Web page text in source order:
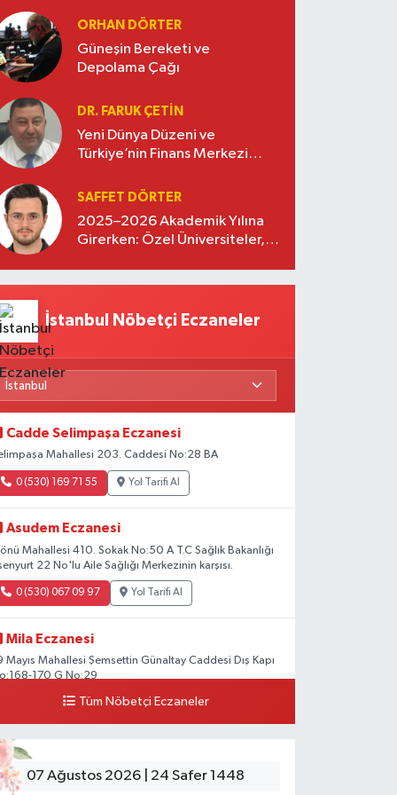
oluşturuyor
ORHAN DÖRTER
Güneşin Bereketi ve
Depolama Çağı
DR. FARUK ÇETİN
Yeni Dünya Düzeni ve
Türkiye’nin Finans Merkezi
SAFFET DÖRTER
2025–2026 Akademik Yılına
Girerken: Özel Üniversiteler,
İstanbul Nöbetçi Eczaneler
Cadde Selimpaşa Eczanesi
Mahallesi 203. Caddesi No:28 BA
0 (530) 169 71 55 Yol Tarifi Al
Asudem Eczanesi
Mahallesi 410. Sokak No:50 A T.C Sağlık Bakanlığı
22 No'lu Aile Sağlığı Merkezinin karşısı.
0 (530) 067 09 97 Yol Tarifi Al
Mila Eczanesi
Mayıs Mahallesi Şemsettin Günaltay Caddesi Dış Kapı
170 G No:29
0 (216) 514 23 73 Yol Tarifi Al
Kasımpaşa Eczanesi
Kahya Mahallesi Kasımpaşa Bostanı Sokak 18A
Ekipmanları Satan Dükkanların Olduğu Caddede
Tüm Nöbetçi Eczaneler
07 Ağustos 2026 | 24 Safer 1448